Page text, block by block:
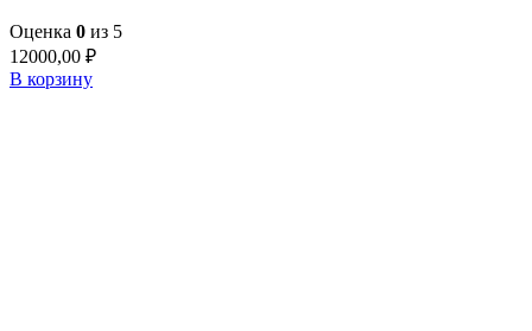
Оценка 0 из 5
12000,00 ₽
В корзину